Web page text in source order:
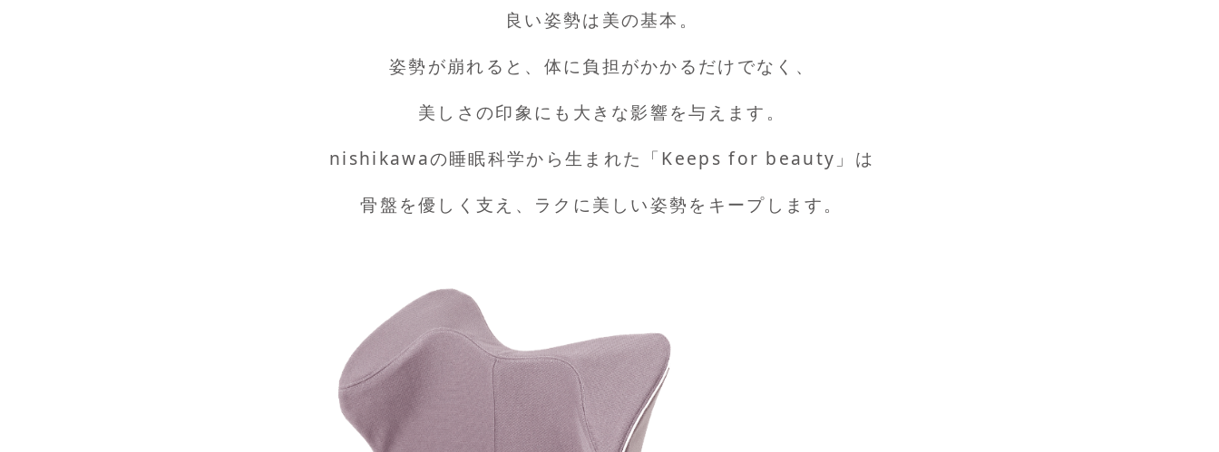
良い姿勢は美の基本。
姿勢が崩れると、体に負担がかかるだけでなく、
美しさの印象にも大きな影響を与えます。
nishikawaの睡眠科学から生まれた「Keeps for beauty」は
骨盤を優しく支え、ラクに美しい姿勢をキープします。